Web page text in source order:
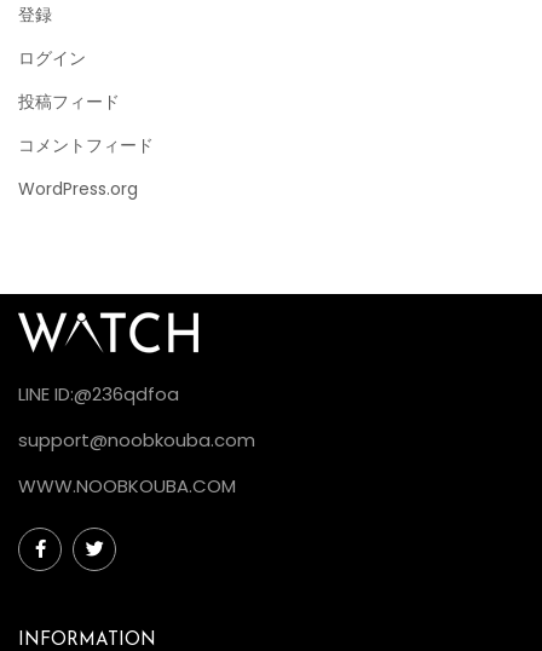
登録
ログイン
投稿フィード
コメントフィード
WordPress.org
LINE ID:@236qdfoa
support@noobkouba.com
WWW.NOOBKOUBA.COM
INFORMATION